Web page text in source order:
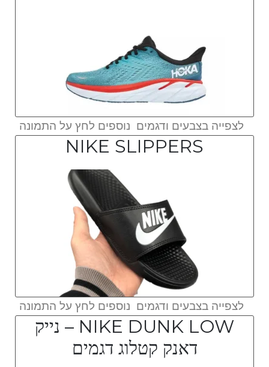
לצפייה בצבעים ודגמים נוספים לחץ על התמונה
NIKE SLIPPERS
לצפייה בצבעים ודגמים נוספים לחץ על התמונה
NIKE DUNK LOW – נייק
דאנק קטלוג דגמים